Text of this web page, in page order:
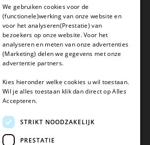
We gebruiken cookies voor de
(functionele)werking van onze website en
voor het analyseren(Prestatie) van
bezoekers op onze website. Voor het
analyseren en meten van onze advertenties
(Marketing) delen we gegevens met onze
advertentie partners.
Kies hieronder welke cookies u wil toestaan.
Wil je alles toestaan klik dan direct op Alles
Accepteren.
STRIKT NOODZAKELIJK
PRESTATIE